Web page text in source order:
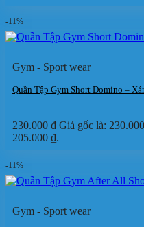
-11%
Gym - Sport wear
Quần Tập Gym Short Domino –
230.000₫ Giá gốc là:
205.000 ₫.
-11%
Gym - Sport wear